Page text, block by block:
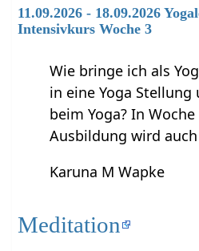
11.09.2026 - 18.09.2026
Intensivkurs Woche 3
Wie bringe ich als
in eine Yoga
beim Yoga? In
Ausbildung wird
Karuna M Wapke
Meditation